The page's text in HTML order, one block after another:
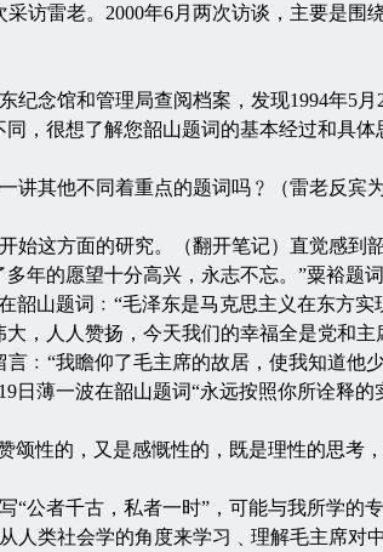
访雷老。2000年6月两次访谈，主要是围
念馆和管理局查阅档案，发现1994年5月
，很想了解您韶山题词的基本经过和具体
其他不同着重点的题词吗﹖（雷老反宾为
这方面的研究。（翻开笔记）直觉感到
年的愿望十分高兴，永志不忘。”粟裕题
韶山题词﹕“毛泽东是马克思主义在东方
，人人赞扬，今天我们的幸福全是党和
﹕“我瞻仰了毛主席的故居，使我知道他
日薄一波在韶山题词“永远按照你所诠释的
性的，又是感慨性的，既是理性的思考，
者千古，私者一时”，可能与我所学的
人类社会学的角度来学习﹑理解毛主席对